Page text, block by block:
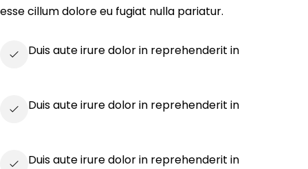
esse cillum dolore eu fugiat nulla pariatur.
Duis aute irure dolor in reprehenderit in
Duis aute irure dolor in reprehenderit in
Duis aute irure dolor in reprehenderit in